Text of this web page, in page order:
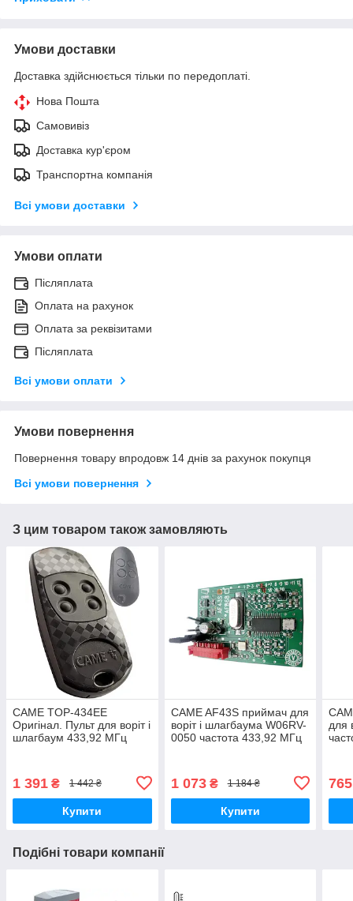
Умови доставки
Доставка здійснюється тільки по передоплаті.
Нова Пошта
Самовивіз
Доставка кур'єром
Транспортна компанія
Всі умови доставки
Умови оплати
Післяплата
Оплата на рахунок
Оплата за реквізитами
Післяплата
Всі умови оплати
Умови повернення
Повернення товару впродовж 14 днів за рахунок покупця
Всі умови повернення
З цим товаром також замовляють
CAME TOP-434EE
Оригінал. Пульт для воріт і
шлагбаум 433,92 МГц
1 391 ₴ 1 442 ₴
Купити
CAME AF43S приймач для
воріт і шлагбаума W06RV-
0050 частота 433,92 МГц
1 073₴ 1 184 ₴
Купити
для
765
Подібні товари компанії